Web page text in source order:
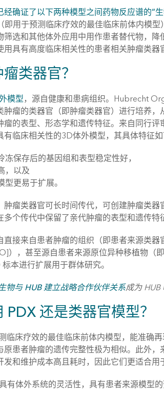
经确证了以下两种模型之间药物反应谱的“
即用于预测临床疗效的最佳临床前体内模
筛选和其他体外应用中用作患者替代物，
用具有高度临床相关性的患者相关肿瘤类器
类器官？
模型，源自健康和患病组织。Hubrecht
肿瘤的类器官（即肿瘤类器官）进行培养
瘤的表型、形态学和遗传特征。来自同行评
临床相关性的3D体外模型，其具体特征如
冻保存后的基因组和表型稳定性好，
，以及
更易于扩展。
肿瘤类器官可长时间传代，可创建肿瘤类
个传代中保留了亲代肿瘤的表型和遗传特
直接来自患者肿瘤的组织（即患者来源类
），甚至源自患者来源原位异种移植物（
本进行扩展用于群体研究。
物与 HUB 建立战略合作伙伴关系成为 HUB
PDX 还是类器官模型？
临床疗效的最佳临床前体内模型，能准确
原患者肿瘤的遗传完整性极为相似。此外
发和维护成本高且耗时，因此它们更适合
有体外系统的灵活性，具有患者来源模型